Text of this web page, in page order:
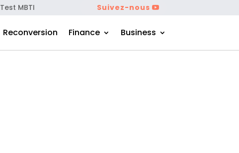
Test MBTI Suivez-nous
Reconversion Finance Business